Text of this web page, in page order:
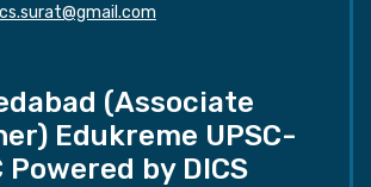
(Associate
Edukreme UPSC-
Powered by DICS